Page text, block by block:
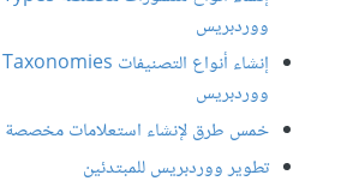
ووردبريس
ووردبريس
خمس طرق لإنشاء استعلامات
تطوير ووردبريس للمبتدئين